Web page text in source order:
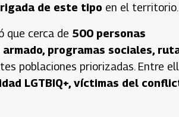
de este tipo en el territorio.
que cerca de 500 personas
programas sociales,
poblaciones priorizadas. Entre
LGTBIQ+, víctimas del